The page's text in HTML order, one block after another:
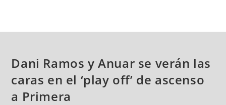
Dani Ramos y Anuar se verán las
caras en el ‘play off’ de ascenso
a Primera